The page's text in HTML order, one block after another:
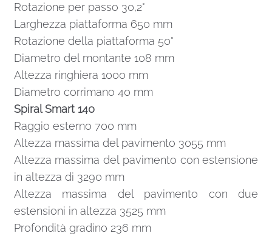
Rotazione per passo 30,2°
Larghezza piattaforma 650 mm
Rotazione della piattaforma 50°
Diametro del montante 108 mm
Altezza ringhiera 1000 mm
Diametro corrimano 40 mm
Spiral Smart 140
Raggio esterno 700 mm
Altezza massima del pavimento 3055 mm
Altezza massima del pavimento con estensione
in altezza di 3290 mm
Altezza massima del pavimento con due
estensioni in altezza 3525 mm
Profondità gradino 236 mm